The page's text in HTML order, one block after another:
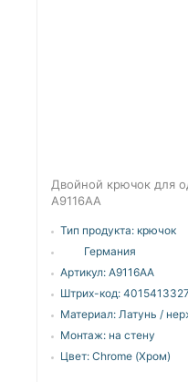
Двойной крючок для
A9116AA
Тип продукта: крючок
Германия
Артикул: A9116AA
Штрих-код:
Материал: Латунь /
Монтаж: на стену
Цвет: Chrome (Хром)